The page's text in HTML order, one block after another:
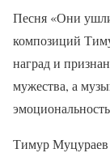
Песня «Они
композиций
наград и
мужества, а
Тимур Муцураев